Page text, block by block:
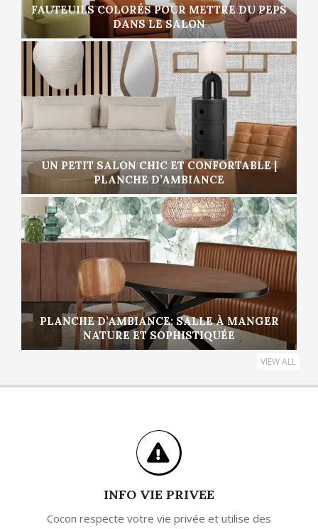
FAUTEUILS COLORÉS POUR METTRE DU PEPS
DANS LE SALON
UN PETIT SALON CHIC ET CONFORTABLE |
PLANCHE D’AMBIANCE
PLANCHE D’AMBIANCE: SALLE À MANGER
NATURE ET SOPHISTIQUÉE
VIEW ALL
INFO VIE PRIVEE
Cocon respecte votre vie privée et utilise des